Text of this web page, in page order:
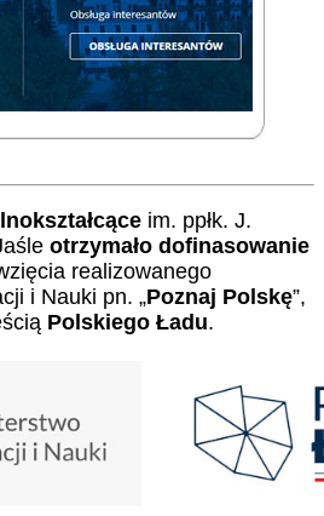
im. ppłk. J.
otrzymało dofinasowanie
realizowanego
i Nauki pn. „Poznaj Polskę”,
Polskiego Ładu.